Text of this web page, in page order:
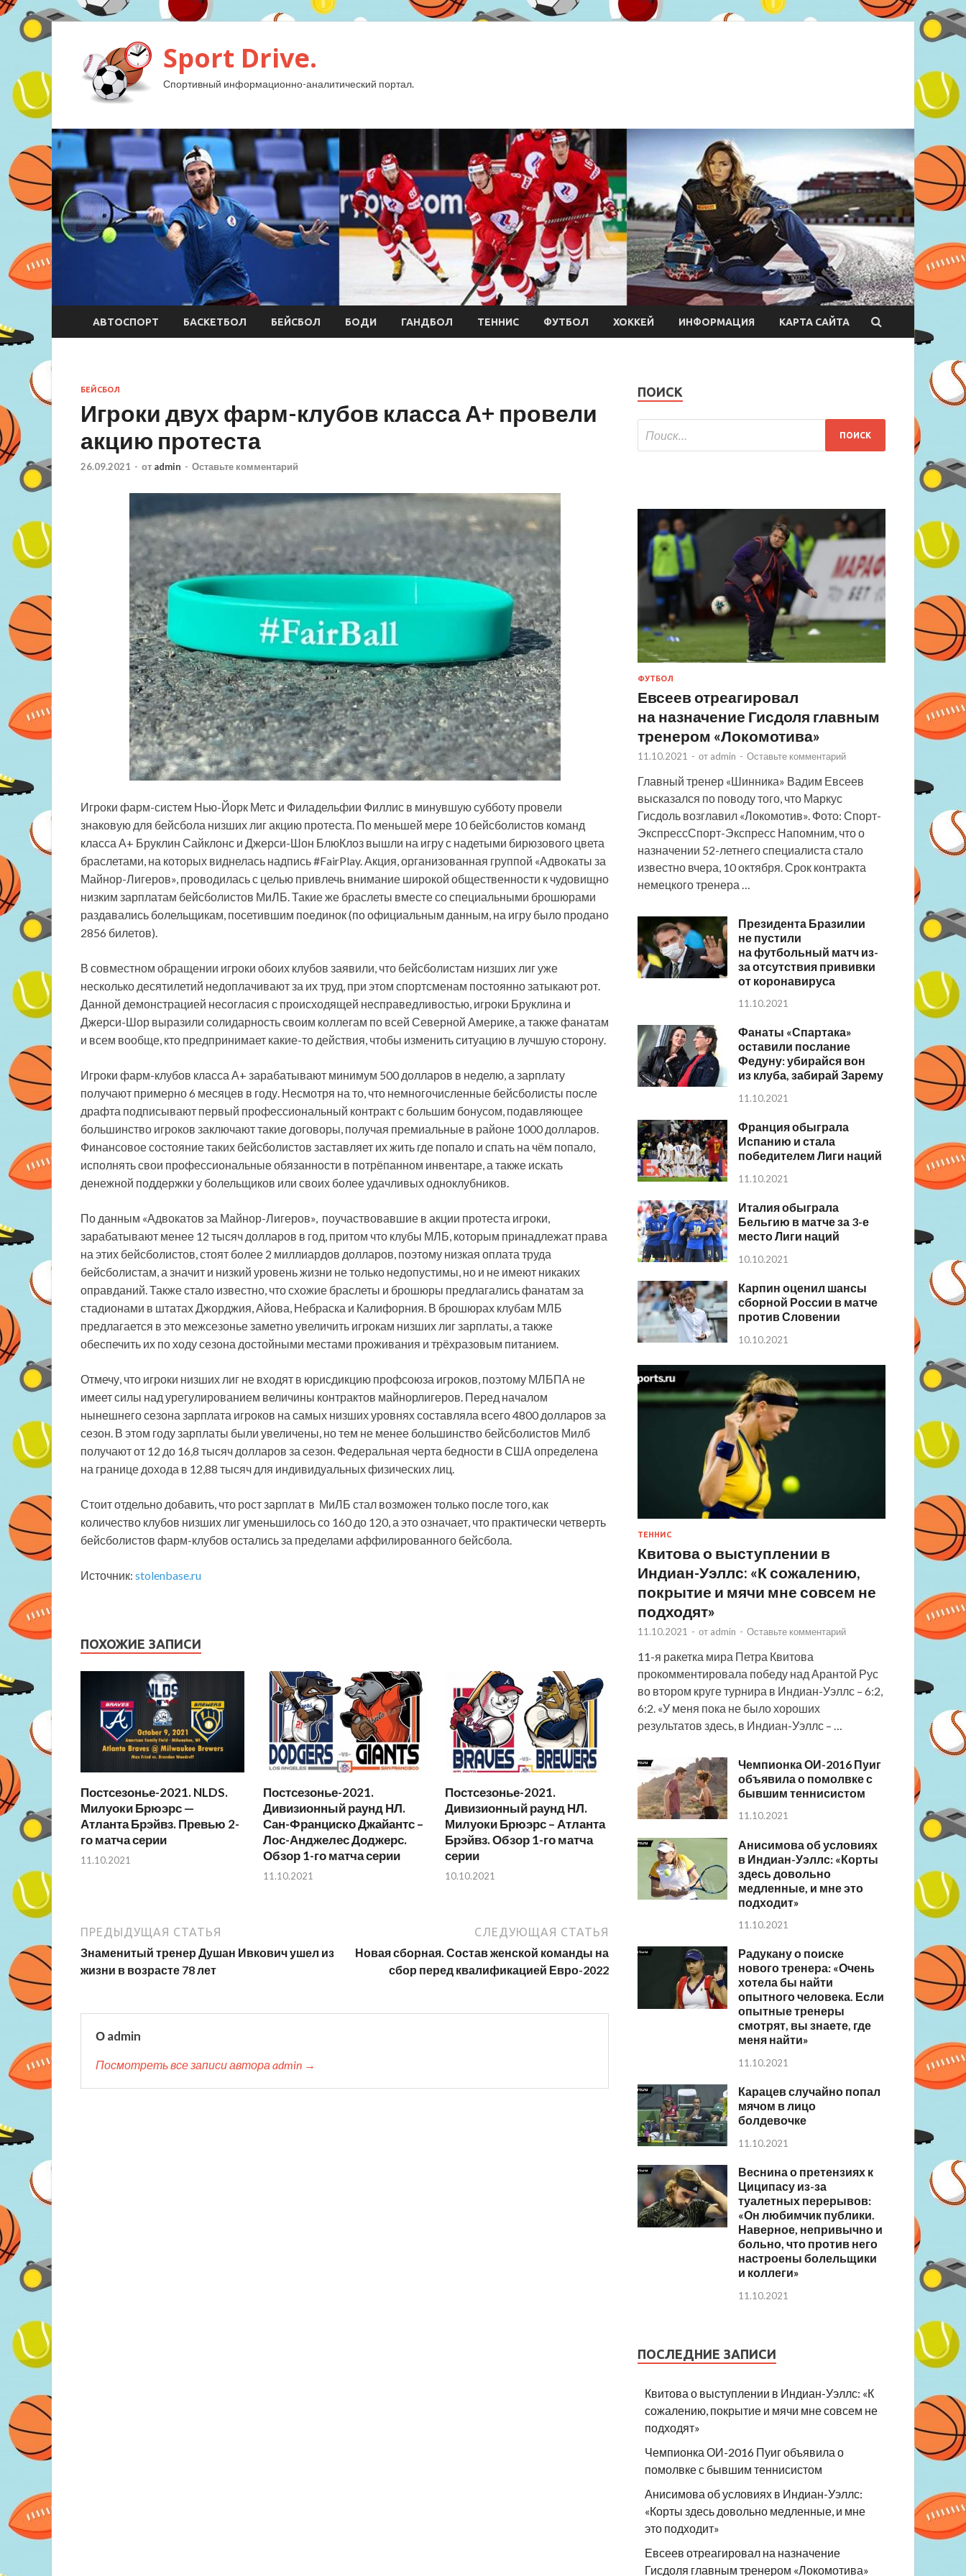
Sport Drive.
Спортивный информационно-аналитический портал.
АВТОСПОРТ БАСКЕТБОЛ БЕЙСБОЛ БОДИ ГАНДБОЛ ТЕННИС ФУТБОЛ ХОККЕЙ ИНФОРМАЦИЯ КАРТА САЙТА
БЕЙСБОЛ
Игроки двух фарм-клубов класса А+ провели
акцию протеста
26.09.2021 - от admin - Оставьте комментарий
Игроки фарм-систем Нью-Йорк Метс и Филадельфии Филлис в минувшую субботу провели
знаковую для бейсбола низших лиг акцию протеста. По меньшей мере 10 бейсболистов команд
класса А+ Бруклин Сайклонс и Джерси-Шон БлюКлоз вышли на игру с надетыми бирюзового цвета
браслетами, на которых виднелась надпись #FairPlay. Акция, организованная группой «Адвокаты за
Майнор-Лигеров», проводилась с целью привлечь внимание широкой общественности к чудовищно
низким зарплатам бейсболистов МиЛБ. Такие же браслеты вместе со специальными брошюрами
раздавались болельщикам, посетившим поединок (по официальным данным, на игру было продано
2856 билетов).
В совместном обращении игроки обоих клубов заявили, что бейсболистам низших лиг уже
несколько десятилетий недоплачивают за их труд, при этом спортсменам постоянно затыкают рот.
Данной демонстрацией несогласия с происходящей несправедливостью, игроки Бруклина и
Джерси-Шор выразили солидарность своим коллегам по всей Северной Америке, а также фанатам
и всем вообще, кто предпринимает какие-то действия, чтобы изменить ситуацию в лучшую сторону.
Игроки фарм-клубов класса А+ зарабатывают минимум 500 долларов в неделю, а зарплату
получают примерно 6 месяцев в году. Несмотря на то, что немногочисленные бейсболисты после
драфта подписывают первый профессиональный контракт с большим бонусом, подавляющее
большинство игроков заключают такие договоры, получая премиальные в районе 1000 долларов.
Финансовое состояние таких бейсболистов заставляет их жить где попало и спать на чём попало,
исполнять свои профессиональные обязанности в потрёпанном инвентаре, а также искать
денежной поддержки у болельщиков или своих более удачливых одноклубников.
По данным «Адвокатов за Майнор-Лигеров», поучаствовавшие в акции протеста игроки,
зарабатывают менее 12 тысяч долларов в год, притом что клубы МЛБ, которым принадлежат права
на этих бейсболистов, стоят более 2 миллиардов долларов, поэтому низкая оплата труда
бейсболистам, а значит и низкий уровень жизни не только недопустимы, но и не имеют никаких
оправданий. Также стало известно, что схожие браслеты и брошюры предлагались фанатам за
стадионами в штатах Джорджия, Айова, Небраска и Калифорния. В брошюрах клубам МЛБ
предлагается в это межсезонье заметно увеличить игрокам низших лиг зарплаты, а также
обеспечить их по ходу сезона достойными местами проживания и трёхразовым питанием.
Отмечу, что игроки низших лиг не входят в юрисдикцию профсоюза игроков, поэтому МЛБПА не
имеет силы над урегулированием величины контрактов майнорлигеров. Перед началом
нынешнего сезона зарплата игроков на самых низших уровнях составляла всего 4800 долларов за
сезон. В этом году зарплаты были увеличены, но тем не менее большинство бейсболистов Милб
получают от 12 до 16,8 тысяч долларов за сезон. Федеральная черта бедности в США определена
на границе дохода в 12,88 тысяч для индивидуальных физических лиц.
Стоит отдельно добавить, что рост зарплат в МиЛБ стал возможен только после того, как
количество клубов низших лиг уменьшилось со 160 до 120, а это означает, что практически четверть
бейсболистов фарм-клубов остались за пределами аффилированного бейсбола.
Источник: stolenbase.ru
ПОХОЖИЕ ЗАПИСИ
Постсезонье-2021. NLDS.
Милуоки Брюэрс —
Атланта Брэйвз. Превью 2-
го матча серии
11.10.2021
Постсезонье-2021.
Дивизионный раунд НЛ.
Сан-Франциско Джайантс –
Лос-Анджелес Доджерс.
Обзор 1-го матча серии
11.10.2021
Постсезонье-2021.
Дивизионный раунд НЛ.
Милуоки Брюэрс – Атланта
Брэйвз. Обзор 1-го матча
серии
10.10.2021
ПРЕДЫДУЩАЯ СТАТЬЯ
Знаменитый тренер Душан Ивкович ушел из
жизни в возрасте 78 лет
СЛЕДУЮЩАЯ СТАТЬЯ
Новая сборная. Состав женской команды на
сбор перед квалификацией Евро-2022
О admin
Посмотреть все записи автора admin →
ПОИСК
ФУТБОЛ
Евсеев отреагировал
на назначение Гисдоля главным
тренером «Локомотива»
11.10.2021 - от admin - Оставьте комментарий
Главный тренер «Шинника» Вадим Евсеев
высказался по поводу того, что Маркус
Гисдоль возглавил «Локомотив». Фото: Спорт-
ЭкспрессСпорт-Экспресс Напомним, что о
назначении 52-летнего специалиста стало
известно вчера, 10 октября. Срок контракта
немецкого тренера …
Президента Бразилии
не пустили
на футбольный матч из-
за отсутствия прививки
от коронавируса
11.10.2021
Фанаты «Спартака»
оставили послание
Федуну: убирайся вон
из клуба, забирай Зарему
11.10.2021
Франция обыграла
Испанию и стала
победителем Лиги наций
11.10.2021
Италия обыграла
Бельгию в матче за 3-е
место Лиги наций
10.10.2021
Карпин оценил шансы
сборной России в матче
против Словении
10.10.2021
ТЕННИС
Квитова о выступлении в
Индиан-Уэллс: «К сожалению,
покрытие и мячи мне совсем не
подходят»
11.10.2021 - от admin - Оставьте комментарий
11-я ракетка мира Петра Квитова
прокомментировала победу над Арантой Рус
во втором круге турнира в Индиан-Уэллс – 6:2,
6:2. «У меня пока не было хороших
результатов здесь, в Индиан-Уэллс – …
Чемпионка ОИ-2016 Пуиг
объявила о помолвке с
бывшим теннисистом
11.10.2021
Анисимова об условиях
в Индиан-Уэллс: «Корты
здесь довольно
медленные, и мне это
подходит»
11.10.2021
Радукану о поиске
нового тренера: «Очень
хотела бы найти
опытного человека. Если
опытные тренеры
смотрят, вы знаете, где
меня найти»
11.10.2021
Карацев случайно попал
мячом в лицо
болдевочке
11.10.2021
Веснина о претензиях к
Циципасу из-за
туалетных перерывов:
«Он любимчик публики.
Наверное, непривычно и
больно, что против него
настроены болельщики
и коллеги»
11.10.2021
ПОСЛЕДНИЕ ЗАПИСИ
Квитова о выступлении в Индиан-Уэллс: «К
сожалению, покрытие и мячи мне совсем не
подходят»
Чемпионка ОИ-2016 Пуиг объявила о
помолвке с бывшим теннисистом
Анисимова об условиях в Индиан-Уэллс:
«Корты здесь довольно медленные, и мне
это подходит»
Евсеев отреагировал на назначение
Гисдоля главным тренером «Локомотива»